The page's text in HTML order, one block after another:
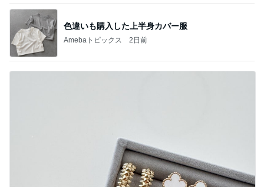
色違いも購入した上半身カバー服
Amebaトピックス 2日前